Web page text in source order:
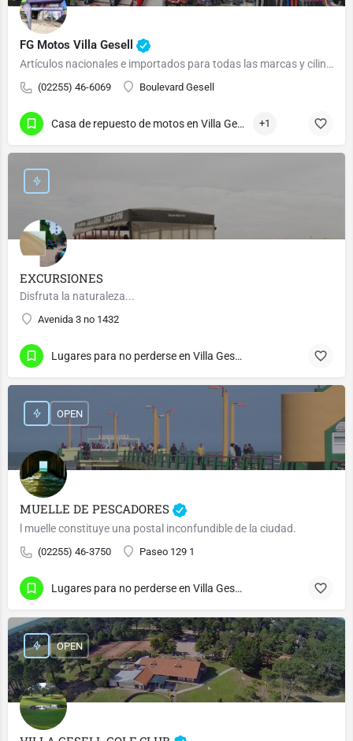
FG Motos Villa Gesell
Artículos nacionales e importados para todas las marcas y cilindradas.
(02255) 46-6069 Boulevard Gesell
Casa de repuesto de motos en Villa Gesell +1
EXCURSIONES
Disfruta la naturaleza...
Avenida 3 no 1432
Lugares para no perderse en Villa Gesell
MUELLE DE PESCADORES
l muelle constituye una postal inconfundible de la ciudad.
(02255) 46-3750 Paseo 129 1
OPEN
Lugares para no perderse en Villa Gesell
OPEN